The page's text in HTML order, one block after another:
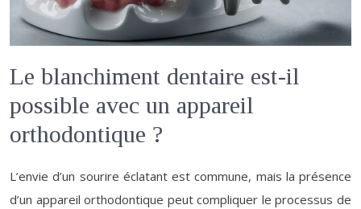
Le blanchiment dentaire est-il
possible avec un appareil
orthodontique ?
L’envie d’un sourire éclatant est commune, mais la présence
d’un appareil orthodontique peut compliquer le processus de